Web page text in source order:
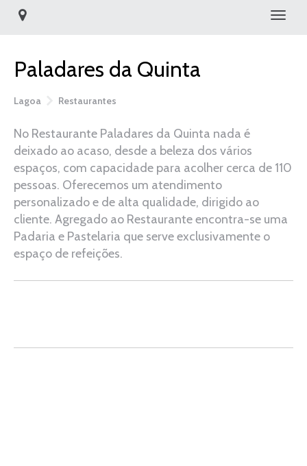
Paladares da Quinta
Lagoa Restaurantes
No Restaurante Paladares da Quinta nada é
deixado ao acaso, desde a beleza dos vários
espaços, com capacidade para acolher cerca de 110
pessoas. Oferecemos um atendimento
personalizado e de alta qualidade, dirigido ao
cliente. Agregado ao Restaurante encontra-se uma
Padaria e Pastelaria que serve exclusivamente o
espaço de refeições.